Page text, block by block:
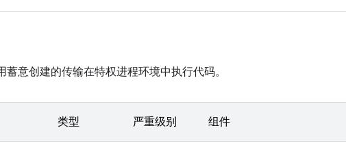
意创建的传输在特权进程环境中执行代码。
类型 严重级别 组件